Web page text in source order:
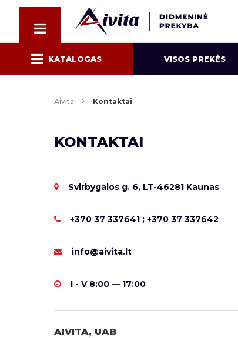
KATALOGAS VISOS PREKĖS
Aivita Kontaktai
KONTAKTAI
Svirbygalos g. 6, LT-46281 Kaunas
+370 37 337641 ; +370 37 337642
info@aivita.lt
I - V 8:00 — 17:00
AIVITA, UAB